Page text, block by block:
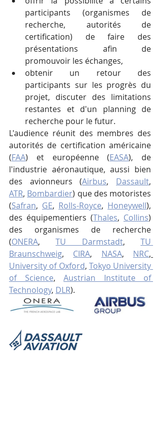
participants (organismes de
recherche, autorités de
certification) de faire des
présentations afin de
promouvoir les échanges,
obtenir un retour des
participants sur les progrès du
projet, discuter des limitations
restantes et d'un planning de
recherche pour le futur.
L'audience réunit des membres des
autorités de certification américaine
(FAA) et européenne (EASA), de
l'industrie aéronautique, aussi bien
des avionneurs (Airbus, Dassault
ATR, Bombardier) que des motoristes
(Safran, GE, Rolls-Royce, Honeywell),
des équipementiers (Thales, Collins)
des organismes de recherche
(ONERA, TU Darmstadt, TU
Braunschweig, CIRA, NASA, NRC
University of Oxford, Tokyo University
of Science, Austrian Institute of
Technology, DLR).